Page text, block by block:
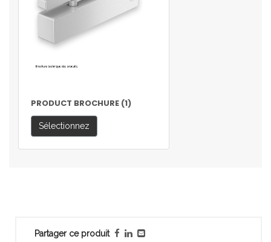
Partager ce produit
PRODUCT BROCHURE (1)
Sélectionnez